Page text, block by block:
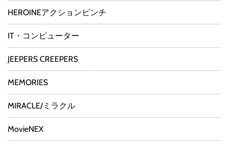
HEROINEアクションピンチ
IT・コンピューター
JEEPERS CREEPERS
MEMORIES
MIRACLE/ミラクル
MovieNEX